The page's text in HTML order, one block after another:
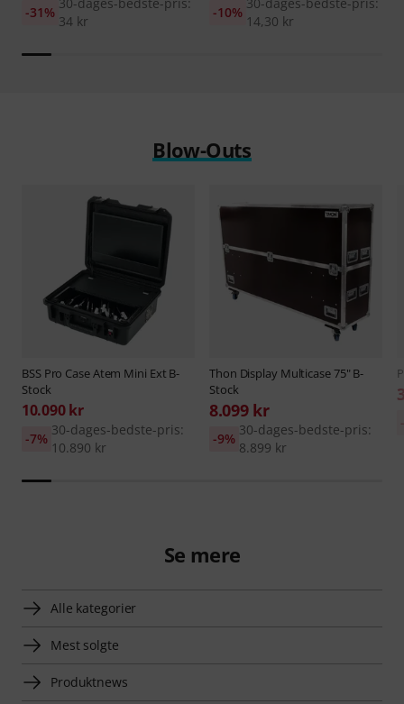
34 kr
-31%
14,30 kr
-10%
Blow-Outs
BSS Pro Case Atem Mini Ext B-
Stock
10.090 kr
30-dages-bedste-pris:
10.890 kr
-7%
Thon Display Multicase 75" B-
Stock
8.099 kr
30-dages-bedste-pris:
8.899 kr
-9%
Se mere
Alle kategorier
Mest solgte
Produktnews